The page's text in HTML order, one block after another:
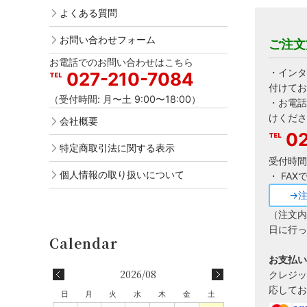
ご注
・イン
付けて
・お電
けくだ
受付時
・ FAX
→
（注文
日に行
お支払
クレジ
応して
よくある質問
お問い合わせフォーム
お電話でのお問い合わせはこちら
027-210-7084
（受付時間: 月〜土 9:00〜18:00）
会社概要
特定商取引法に関する表示
個人情報の取り扱いについて
2026/08
日 月 火 水 木 金
土